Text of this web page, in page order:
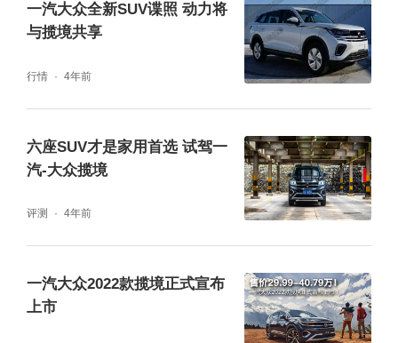
揽境这台车车身很大，看起来风阻会相比其他
车会很大，但在长途行驶中，结合油耗的反映
和其他SUV表现是相同的，在其辅助系统上，
因为过大的车身，在停车过程中还是遇见了不
少的麻烦，不少次因为停车位过小，停车可操
一汽大众全新SUV谍照 动力将
与揽境共享
行情 4年前
六座SUV才是家用首选 试驾一
汽-大众揽境
评测 4年前
一汽大众2022款揽境正式宣布
上市